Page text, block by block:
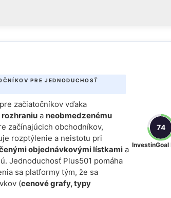
PRE JEDNODUCHOSŤ
začiatočníkov vďaka
a neobmedzenému
začínajúcich obchodníkov,
rozptýlenie a neistotu pri
objednávkovými lístkami a
Jednoduchosť Plus501 pomáha
sa platformy tým, že sa
(cenové grafy, typy
74
InvestinGoal